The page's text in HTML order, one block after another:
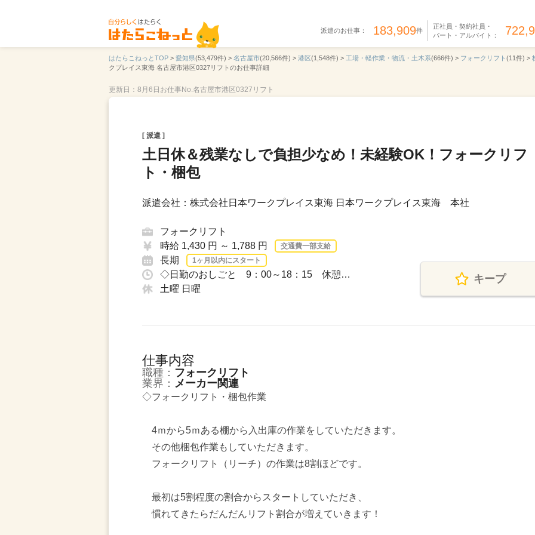
派遣のお仕事： 183,909件
正社員・契約社員・
パート・アルバイト：
はたらこねっとTOP > 愛知県(53,479件) > 名古屋市(20,566件) > 港区(1,548件) > 工場・軽作業・物流・土木系(666件) > フォークリフト (11件) >
クプレイス東海 名古屋市港区0327リフトのお仕事詳細
更新日：8月6日 お仕事No.名古屋市港区0327リフト
[ 派遣 ]
土日休＆残業なしで負担少なめ！未経験OK！フォークリフ
ト・梱包
派遣会社：株式会社日本ワークプレイス東海 日本ワークプレイス東海 本社
フォークリフト
時給 1,430 円 ～ 1,788 円
交通費一部支給
長期 1ヶ月以内にスタート
◇日勤のおしごと 9：00～18：15 休憩…
土曜 日曜
キープ
仕事内容
職種： フォークリフト
業界： メーカー関連
◇フォークリフト・梱包作業
4ｍから5ｍある棚から入出庫の作業をしていただきます。
その他梱包作業もしていただきます。
フォークリフト（リーチ）の作業は8割ほどです。
最初は5割程度の割合からスタートしていただき、
慣れてきたらだんだんリフト割合が増えていきます！